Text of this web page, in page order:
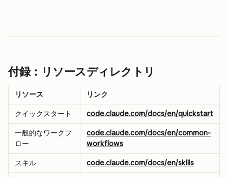
付録：リソースディレクトリ
リソース リンク
クイックスタート code.claude.com/docs/en/quickstart
一般的なワークフ
ロー
code.claude.com/docs/en/common-
workflows
スキル code.claude.com/docs/en/skills